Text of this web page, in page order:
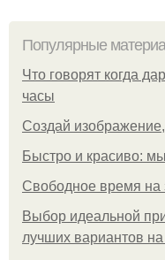
Популярные
Что говорят когда
часы
Создай
Быстро и красиво:
Свободное время на
Выбор идеальной
лучших вариантов на